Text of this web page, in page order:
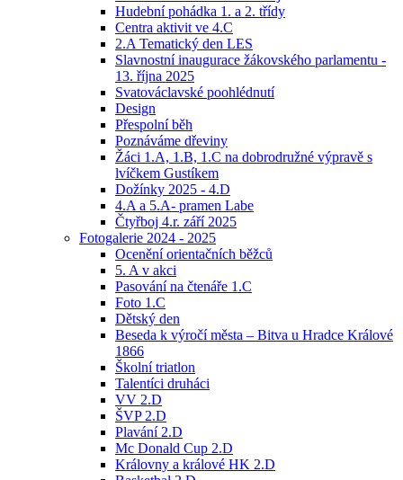
Hudební pohádka 1. a 2. třídy
Centra aktivit ve 4.C
2.A Tematický den LES
Slavnostní inaugurace žákovského parlamentu -
13. října 2025
Svatováclavské poohlédnutí
Design
Přespolní běh
Poznáváme dřeviny
Žáci 1.A, 1.B, 1.C na dobrodružné výpravě s
lvíčkem Gustíkem
Dožínky 2025 - 4.D
4.A a 5.A- pramen Labe
Čtyřboj 4.r. září 2025
Fotogalerie 2024 - 2025
Ocenění orientačních běžců
5. A v akci
Pasování na čtenáře 1.C
Foto 1.C
Dětský den
Beseda k výročí města – Bitva u Hradce Králové
1866
Školní triatlon
Talentíci druháci
VV 2.D
ŠVP 2.D
Plavání 2.D
Mc Donald Cup 2.D
Královny a králové HK 2.D